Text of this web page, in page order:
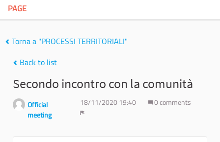
PAGE
Torna a "PROCESSI TERRITORIALI"
Back to list
Secondo incontro con la comunità
Official
meeting
18/11/2020 19:40
0 comments